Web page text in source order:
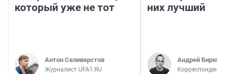
который уже не тот
Антон Селиверстов
Журналист UFA1.RU
них лучший
Андрей
Корреспондент